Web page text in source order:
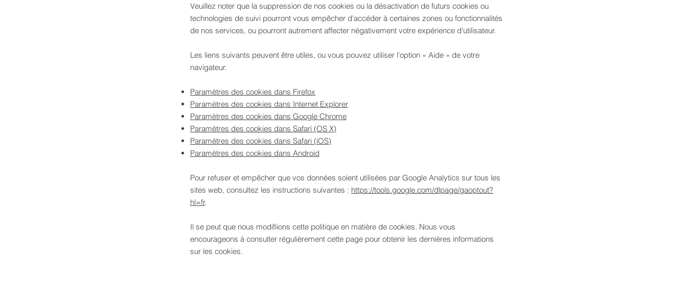
Veuillez noter que la suppression de nos cookies ou la désactivation de futurs cookies ou
technologies de suivi pourront vous empêcher d'accéder à certaines zones ou fonctionnalités
de nos services, ou pourront autrement affecter négativement votre expérience d'utilisateur.
Les liens suivants peuvent être utiles, ou vous pouvez utiliser l'option « Aide » de votre
navigateur.
Paramètres des cookies dans Firefox
Paramètres des cookies dans Internet Explorer
Paramètres des cookies dans Google Chrome
Paramètres des cookies dans Safari (OS X)
Paramètres des cookies dans Safari (iOS)
Paramètres des cookies dans Android
Pour refuser et empêcher que vos données soient utilisées par Google Analytics sur tous les
sites web, consultez les instructions suivantes : https://tools.google.com/dlpage/gaoptout?
hl=fr.
Il se peut que nous modifiions cette politique en matière de cookies. Nous vous
encourageons à consulter régulièrement cette page pour obtenir les dernières informations
sur les cookies.